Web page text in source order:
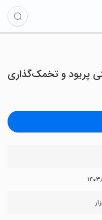
پریود و تخمک‌گذاری
۱۷